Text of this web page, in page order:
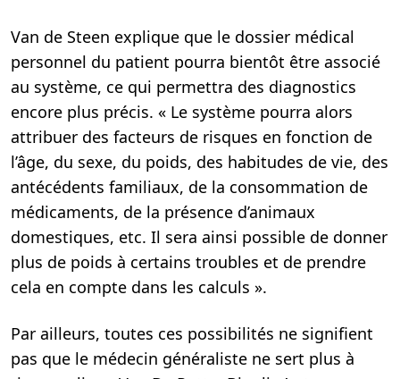
Van de Steen explique que le dossier médical
personnel du patient pourra bientôt être associé
au système, ce qui permettra des diagnostics
encore plus précis. « Le système pourra alors
attribuer des facteurs de risques en fonction de
l’âge, du sexe, du poids, des habitudes de vie, des
antécédents familiaux, de la consommation de
médicaments, de la présence d’animaux
domestiques, etc. Il sera ainsi possible de donner
plus de poids à certains troubles et de prendre
cela en compte dans les calculs ».
Par ailleurs, toutes ces possibilités ne signifient
pas que le médecin généraliste ne sert plus à